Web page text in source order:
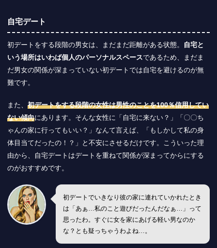
自宅デート
初デートをする段階の男女は、まだまだ距離がある状態。
自宅と
いう場所はいわば個人のパーソナルスペースであるため、まだま
だ男女の関係が深まっていない初デートでは自宅を避けるのが無
難です。
また、 初デートをする段階の女性は男性のことを100％信用してい
ない傾向にあります。そんな女性に「自宅に来ない？」「〇〇ち
ゃんの家に行ってもいい？」なんて言えば、「もしかして私の身
体目当てだったの！？」と不安にさせるだけです。こういった理
由から、自宅デートはデートを重ねて関係が深まってからにする
のがおすすめです。
初デートでいきなり彼の家に連れていかれたとき
は「あぁ…私のこと遊びだったんだなぁ…」って
思ったわ。すぐに女を家にあげる軽い男なのか
な？とも疑っちゃうわよね…。